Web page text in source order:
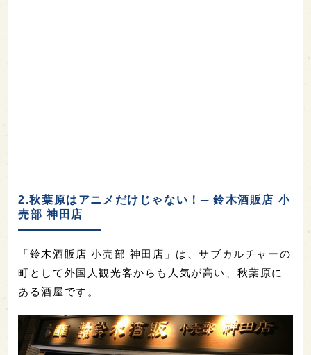
2.秋葉原はアニメだけじゃない！─ 鈴木酒販店 小
売部 神田店
「鈴木酒販店 小売部 神田店」は、サブカルチャーの
町として外国人観光客からも人気が高い、秋葉原に
ある酒屋です。